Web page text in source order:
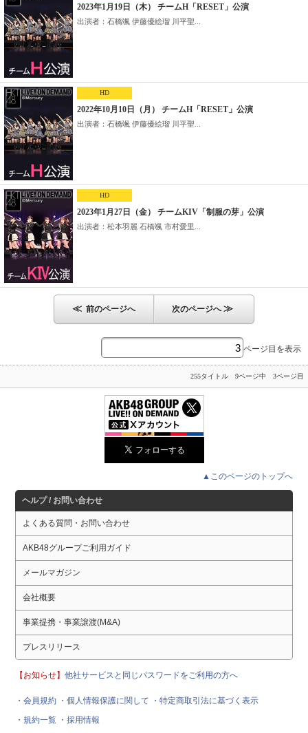
2023年1月19日（木） チームH「RESET」公演
出演者：石橋颯 伊藤優絵瑠 川平聖...
HD
2022年10月10日（月） チームH「RESET」公演
出演者：石橋颯 伊藤優絵瑠 川平聖...
HD
2023年1月27日（金） チームKIV「制服の芽」公演
出演者：松本羽麗 石橋颯 市村愛里...
≪ 前のページへ 次のページへ≫
ページ目を表示
255タイトル 9ページ中 3ページ目
▲このページのトップへ
ヘルプ / お問い合わせ
よくある質問・お問い合わせ
AKB48グループご利用ガイド
メールマガジン
会社概要
事業提携・事業譲渡(M&A)
プレスリリース
【お知らせ】他社サービスと同じパスワードをご利用の方へ
・会員規約 ・個人情報保護に関して
・特定商取引法に基づく表示
・規約一覧 ・採用情報